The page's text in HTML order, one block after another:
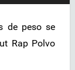
de peso se
Rap Polvo